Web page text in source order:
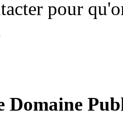
pour
Domaine